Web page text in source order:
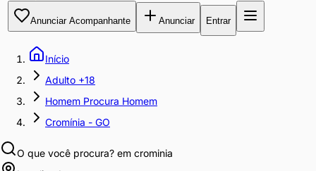
Anunciar Acompanhante Anunciar Entrar
Início
Adulto +18
Homem Procura Homem
Cromínia - GO
O que você procura? em crominia